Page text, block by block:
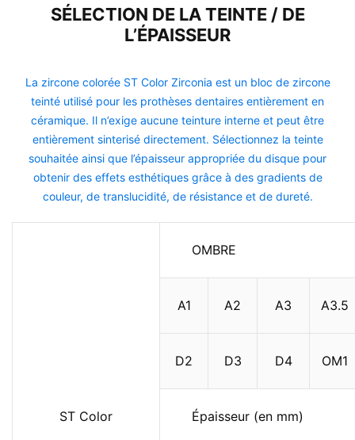
SÉLECTION DE LA TEINTE / DE
L’ÉPAISSEUR
La zircone colorée ST Color Zirconia est un bloc de zircone
teinté utilisé pour les prothèses dentaires entièrement en
céramique. Il n’exige aucune teinture interne et peut être
entièrement sinterisé directement. Sélectionnez la teinte
souhaitée ainsi que l’épaisseur appropriée du disque pour
obtenir des effets esthétiques grâce à des gradients de
couleur, de translucidité, de résistance et de dureté.
ST Color
OMBRE
A1 A2 A3 A3.5
D2 D3 D4 OM1
Épaisseur (en mm)